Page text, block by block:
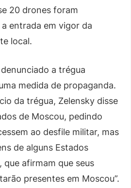
20 drones foram
entrada em vigor da
local.
a trégua
medida de propaganda.
da trégua, Zelensky disse
de Moscou, pedindo
ao desfile militar, mas
de alguns Estados
que afirmam que seus
presentes em Moscou”.